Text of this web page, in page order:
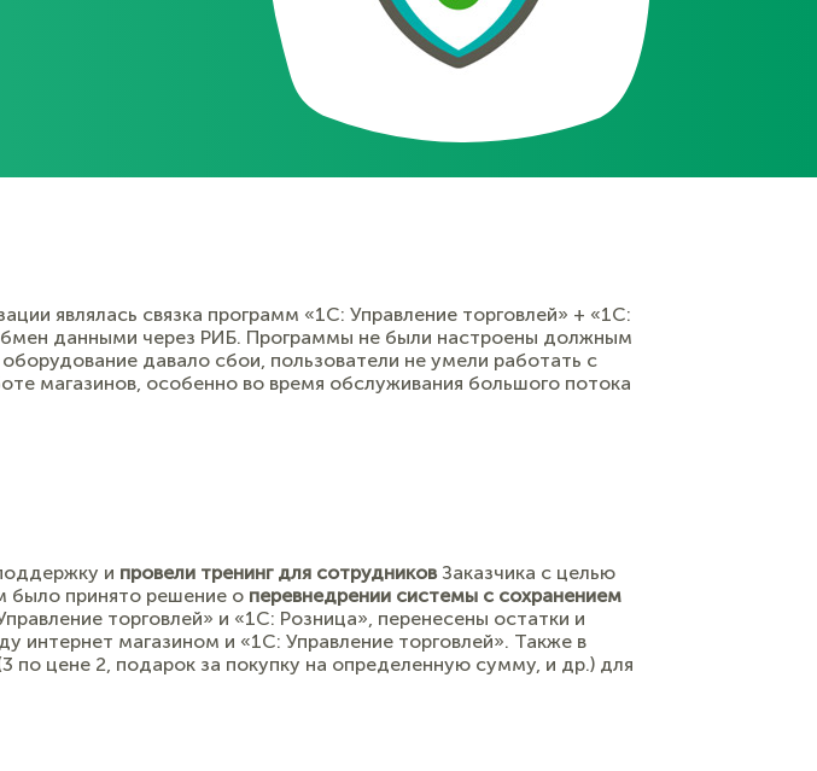
являлась связка программ «1С: Управление торговлей» + «1С:
данными через РИБ. Программы не были настроены должным
давало сбои, пользователи не умели работать с
магазинов, особенно во время обслуживания большого потока
и провели тренинг для сотрудниковЗаказчика с целью
было принято решение о перевнедрении системы с сохранением
торговлей» и «1С: Розница», перенесены остатки и
интернет магазином и «1С: Управление торговлей». Также в
цене 2, подарок за покупку на определенную сумму, и др.) для